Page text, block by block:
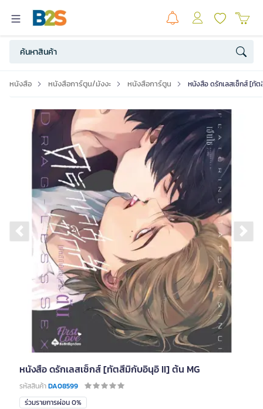
หนังสือ หนังสือการ์ตูน/มังงะ หนังสือการ์ตูน หนังสือ ดรักเลสเซ็กส์ [ทั
Previous slide
หนังสือ ดรักเลสเซ็กส์ [ทัตสึมิกับอินุอิ II] ต้น MG
รหัสสินค้าDA08599
ร่วมรายการผ่อน 0%